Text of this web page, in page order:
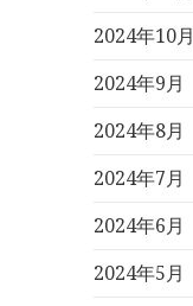
2024年10月
2024年9月
2024年8月
2024年7月
2024年6月
2024年5月